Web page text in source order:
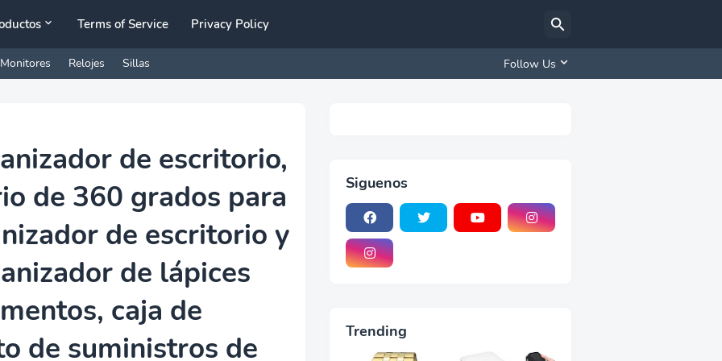
Terms of Service Privacy Policy
Monitores Relojes Sillas Follow Us
de escritorio,
de 360 ​​grados para
de escritorio y
de lápices
caja de
de suministros de
Siguenos
Trending